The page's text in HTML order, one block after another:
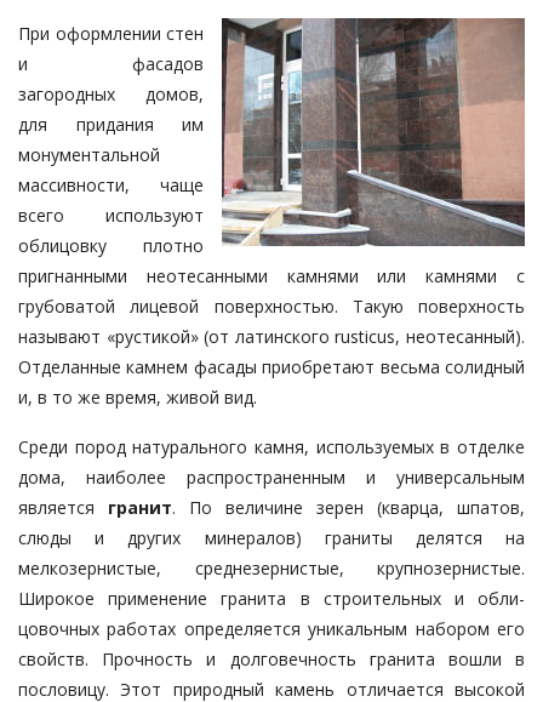
При оформлении стен
и фасадов
загородных домов,
для придания им
монументальной
массивности, чаще
всего используют
облицовку плотно
пригнанными неотесанными камня­ми или камнями с
грубоватой лице­вой поверхностью. Такую поверх­ность
называют «рустикой» (от латинско­го rusticus, неотесанный).
Отделанные камнем фасады приобретают весь­ма солидный
и, в то же время, жи­вой вид.
Среди пород натурального камня, используемых в отделке
дома, наибо­лее распространенным и универсаль­ным
является гранит. По величине зерен (кварца, шпатов,
слюды и дру­гих минералов) граниты делятся на
мелкозернистые, среднезернистые, круп­нозернистые.
Широкое при­мене­­ние гранита в строительных и обли­
цовочных работах определяется уни­кальным набором его
свойств. Проч­ность и долговечность гранита вош­ли в
пословицу. Этот природный камень отличается высокой